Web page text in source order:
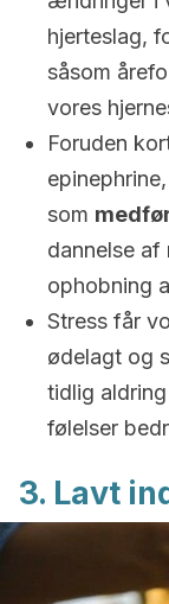
hjerteslag,
såsom
vores
Foruden
som
dannelse
ophobning
Stress får
ødelagt og
tidlig
følelser
3. Lavt